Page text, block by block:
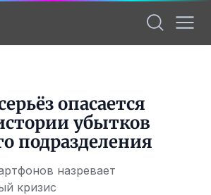
опасается
убытков
подразделения
назревает
кризис